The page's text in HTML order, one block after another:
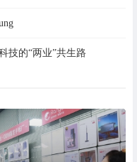
技的“两业”共生路